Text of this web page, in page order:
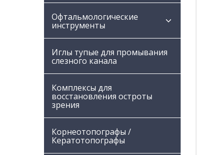
Офтальмологические
инструменты
Иглы тупые для промывания
слезного канала
Комплексы для
восстановления остроты
зрения
Корнеотопографы /
Кератотопографы